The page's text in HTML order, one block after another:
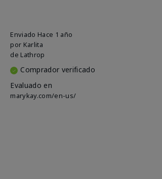
Enviado Hace 1 año
por Karlita
de Lathrop
Comprador verificado
Evaluado en
marykay.com/en-us/